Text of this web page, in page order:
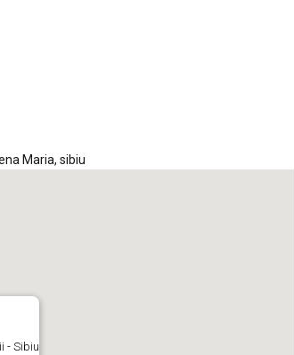
Maria, sibiu
- Sibiu